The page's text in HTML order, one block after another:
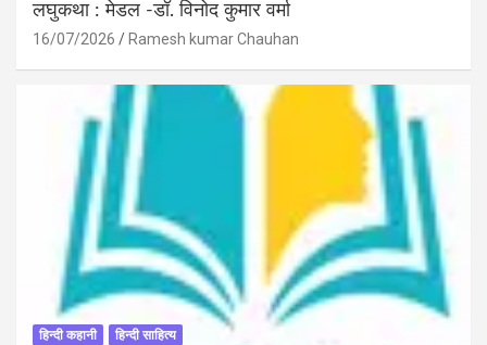
लघुकथा : मेडल -डॉ. विनोद कुमार वर्मा
16/07/2026 Ramesh kumar Chauhan
हिन्दी कहानी हिन्दी साहित्य